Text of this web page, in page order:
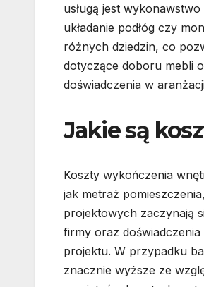
usługą jest
układanie podłóg czy
różnych dziedzin, co
dotyczące doboru mebli
doświadczenia w
Jakie są
Koszty wykończenia
jak metraż
projektowych zaczynają
firmy oraz
projektu. W przypadku
znacznie wyższe ze